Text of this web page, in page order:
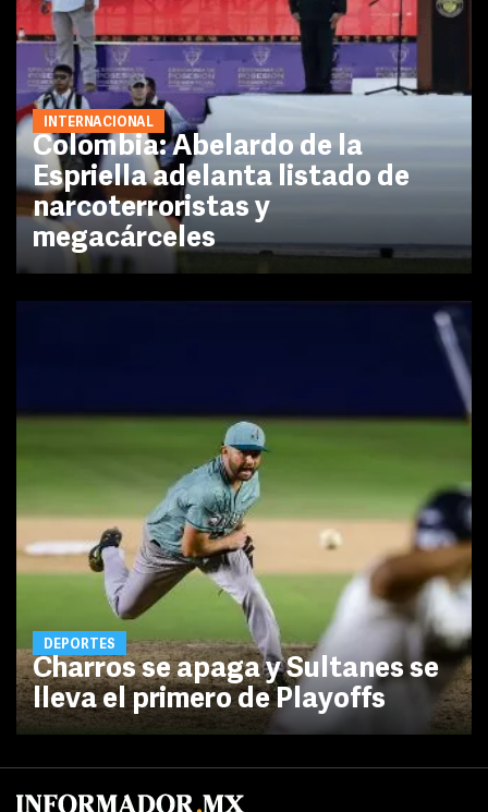
INTERNACIONAL
Colombia: Abelardo de la
Espriella adelanta listado de
narcoterroristas y
megacárceles
DEPORTES
Charros se apaga y Sultanes se
lleva el primero de Playoffs